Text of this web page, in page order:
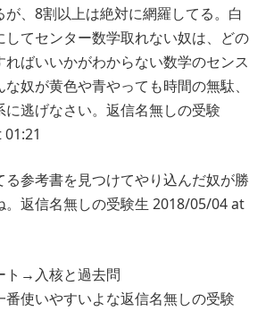
、8割以上は絶対に網羅してる。白
してセンター数学取れない奴は、どの
ばいいかがわからない数学のセンス
奴が黄色や青やっても時間の無駄、
逃げなさい。 返信名無しの受験
る参考書を見つけてやり込んだ奴が勝
返信名無しの受験生 2018/05/04 at
→入核と過去問
番使いやすいよな返信名無しの受験